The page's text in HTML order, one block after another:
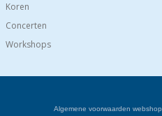
Koren
Concerten
Workshops
Algemene voorwaarden webshop